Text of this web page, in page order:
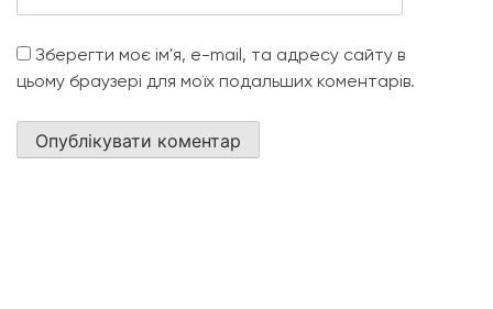
Зберегти моє ім'я, e-mail, та адресу сайту в
цьому браузері для моїх подальших коментарів.